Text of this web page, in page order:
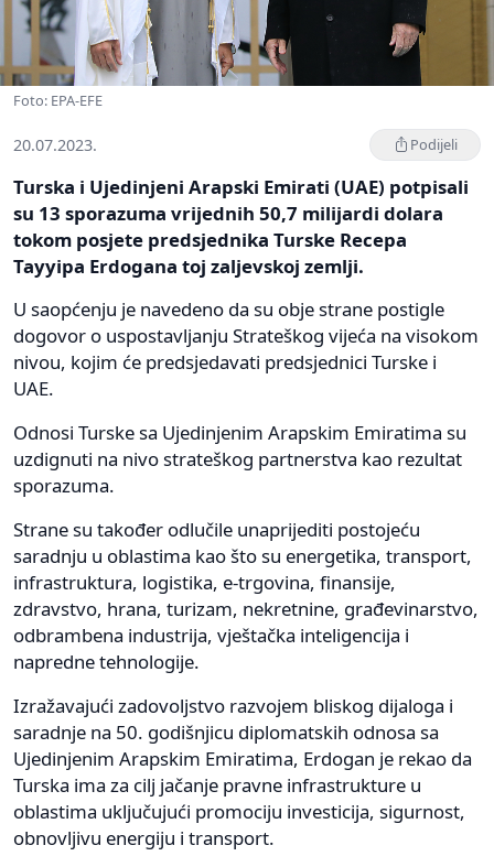
Foto: EPA-EFE
20.07.2023. Podijeli
Turska i Ujedinjeni Arapski Emirati (UAE) potpisali
su 13 sporazuma vrijednih 50,7 milijardi dolara
tokom posjete predsjednika Turske Recepa
Tayyipa Erdogana toj zaljevskoj zemlji.
U saopćenju je navedeno da su obje strane postigle
dogovor o uspostavljanju Strateškog vijeća na visokom
nivou, kojim će predsjedavati predsjednici Turske i
UAE.
Odnosi Turske sa Ujedinjenim Arapskim Emiratima su
uzdignuti na nivo strateškog partnerstva kao rezultat
sporazuma.
Strane su također odlučile unaprijediti postojeću
saradnju u oblastima kao što su energetika, transport,
infrastruktura, logistika, e-trgovina, finansije,
zdravstvo, hrana, turizam, nekretnine, građevinarstvo,
odbrambena industrija, vještačka inteligencija i
napredne tehnologije.
Izražavajući zadovoljstvo razvojem bliskog dijaloga i
saradnje na 50. godišnjicu diplomatskih odnosa sa
Ujedinjenim Arapskim Emiratima, Erdogan je rekao da
Turska ima za cilj jačanje pravne infrastrukture u
oblastima uključujući promociju investicija, sigurnost,
obnovljivu energiju i transport.